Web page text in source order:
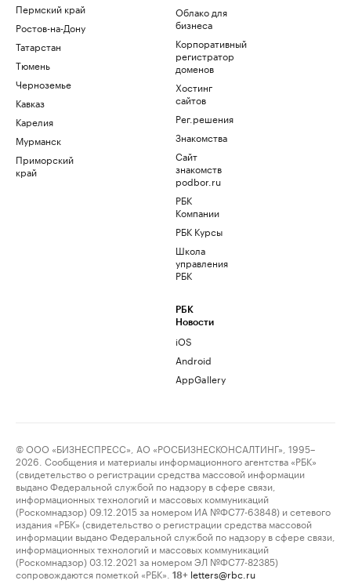
Пермский край
Ростов-на-Дону
Татарстан
Тюмень
Черноземье
Кавказ
Карелия
Мурманск
Приморский
край
Облако для
бизнеса
Корпоративный
регистратор
доменов
Хостинг
сайтов
Рег.решения
Знакомства
Сайт
знакомств
podbor.ru
РБК
Компании
РБК Курсы
Школа
управления
РБК
РБК
Новости
iOS
Android
AppGallery
© ООО «БИЗНЕСПРЕСС», АО «РОСБИЗНЕСКОНСАЛТИНГ», 1995–
2026. Сообщения и материалы информационного агентства «РБК»
(свидетельство о регистрации средства массовой информации
выдано Федеральной службой по надзору в сфере связи,
информационных технологий и массовых коммуникаций
(Роскомнадзор) 09.12.2015 за номером ИА №ФС77-63848) и сетевого
издания «РБК» (свидетельство о регистрации средства массовой
информации выдано Федеральной службой по надзору в сфере связи,
информационных технологий и массовых коммуникаций
(Роскомнадзор) 03.12.2021 за номером ЭЛ №ФС77-82385)
сопровождаются пометкой «РБК».
18+ letters@rbc.ru